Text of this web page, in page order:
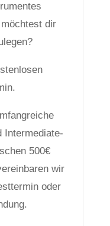
dir
Intermediate-
500€
wir
oder